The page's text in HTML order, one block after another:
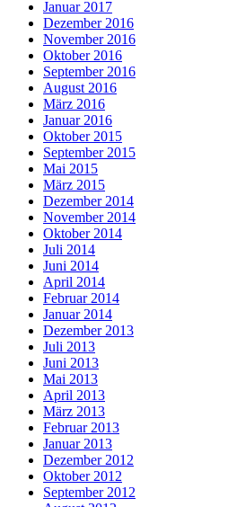
Januar 2017
Dezember 2016
November 2016
Oktober 2016
September 2016
August 2016
März 2016
Januar 2016
Oktober 2015
September 2015
Mai 2015
März 2015
Dezember 2014
November 2014
Oktober 2014
Juli 2014
Juni 2014
April 2014
Februar 2014
Januar 2014
Dezember 2013
Juli 2013
Juni 2013
Mai 2013
April 2013
März 2013
Februar 2013
Januar 2013
Dezember 2012
Oktober 2012
September 2012